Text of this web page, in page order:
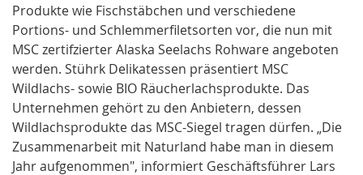
Produkte wie Fischstäbchen und verschiedene
Portions- und Schlemmerfiletsorten vor, die nun mit
MSC zertifzierter Alaska Seelachs Rohware angeboten
werden. Stührk Delikatessen präsentiert MSC
Wildlachs- sowie BIO Räucherlachsprodukte. Das
Unternehmen gehört zu den Anbietern, dessen
Wildlachsprodukte das MSC-Siegel tragen dürfen. „Die
Zusammenarbeit mit Naturland habe man in diesem
Jahr aufgenommen", informiert Geschäftsführer Lars